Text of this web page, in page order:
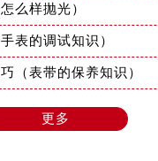
么样抛光）
表的调试知识）
（表带的保养知识）
更多